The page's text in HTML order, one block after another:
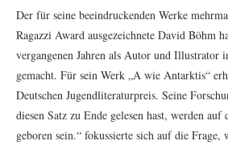
Der für seine beeindruckenden Werke
Ragazzi Award ausgezeichnete David Böhm
vergangenen Jahren als Autor und Illustrator
gemacht. Für sein Werk „A wie Antarktis“
Deutschen Jugendliteraturpreis. Seine
diesen Satz zu Ende gelesen hast, werden
geboren sein.“ fokussierte sich auf die Frage,